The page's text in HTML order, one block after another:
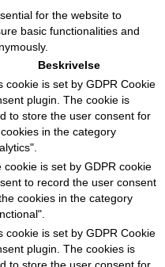
for the website to
basic functionalities and
Beskrivelse
cookie is set by GDPR Cookie
plugin. The cookie is
to store the user consent for
in the category
cookie is set by GDPR cookie
to record the user consent
cookies in the category
cookie is set by GDPR Cookie
plugin. The cookies is